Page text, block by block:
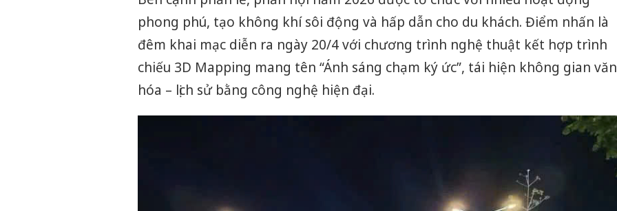
phong phú, tạo không khí sôi động và hấp dẫn cho du khách. Điểm nhấn là
đêm khai mạc diễn ra ngày 20/4 với chương trình nghệ thuật kết hợp trình
chiếu 3D Mapping mang tên “Ánh sáng chạm ký ức”, tái hiện không gian văn
hóa – lịch sử bằng công nghệ hiện đại.